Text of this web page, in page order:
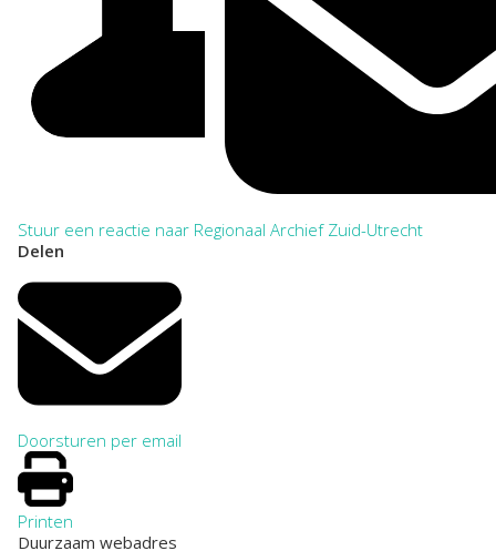
Stuur een reactie naar Regionaal Archief Zuid-Utrecht
Delen
Doorsturen per email
Printen
Duurzaam webadres